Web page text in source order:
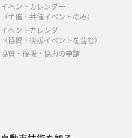
イベントカレンダー
（主催・共催イベントのみ）
イベントカレンダー
（協賛・後援イベントを含む）
協賛・後援・協力の申請